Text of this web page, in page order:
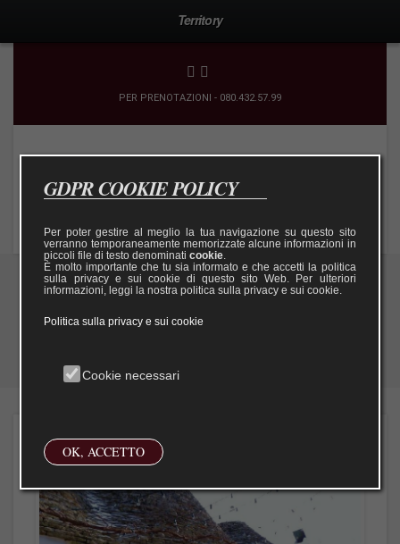
Territory
PER PRENOTAZIONI - 080.432.57.99
Territory
GDPR COOKIE POLICY
Per poter gestire al meglio la tua navigazione su questo sito
verranno temporaneamente memorizzate alcune informazioni in
piccoli file di testo denominaticookie.
È molto importante che tu sia informato e che accetti la politica
sulla privacy e sui cookie di questo sito Web. Per ulteriori
informazioni, leggi la nostra politica sulla privacy e sui cookie.
Politica sulla privacy e sui cookie
Cookie necessari
OK, ACCETTO